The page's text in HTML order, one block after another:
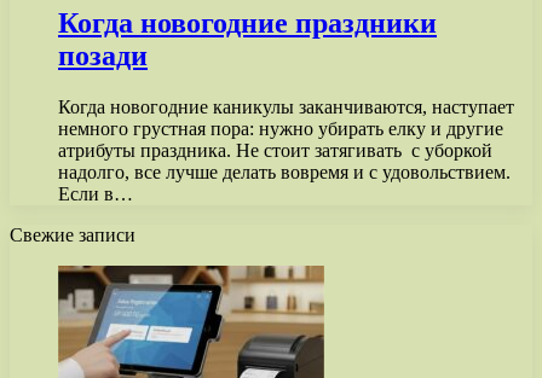
Когда новогодние праздники
позади
Когда новогодние каникулы заканчиваются, наступает
немного грустная пора: нужно убирать елку и другие
атрибуты праздника. Не стоит затягивать с уборкой
надолго, все лучше делать вовремя и с удовольствием.
Если в…
Свежие записи